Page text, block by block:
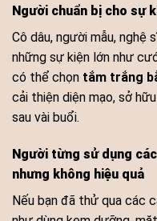
Người chuẩn bị cho sự
Cô dâu, người mẫu, nghệ
những sự kiện lớn như
có thể chọn tắm trắng
cải thiện diện mạo, sở
sau vài buổi.
Người từng sử dụng
nhưng không hiệu quả
Nếu bạn đã thử qua các